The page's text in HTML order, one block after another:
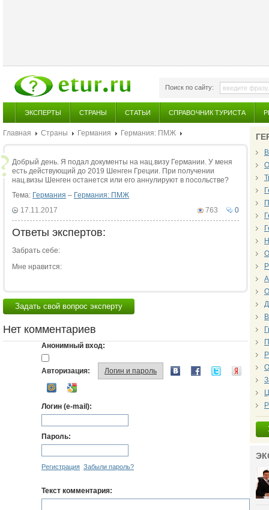
Поиск по сайту:
ЭКСПЕРТЫ СТРАНЫ СТАТЬИ СПРАВОЧНИК ТУРИСТА
Главная Страны Германия Германия: ПМЖ
Добрый день. Я подал документы на нац.визу Германии. У меня
есть действующий до 2019 Шенген Греции. При получении
нац.визы Шенген останется или его аннулируют в посольстве?
Тема: Германия – Германия: ПМЖ
0
763
17.11.2017
Ответы экспертов:
Забрать себе:
Мне нравится:
Задать свой вопрос эксперту
Нет комментариев
Анонимный вход:
Авторизация: Логин и пароль
Логин (e-mail):
Пароль:
Регистрация Забыли пароль?
Текст комментария: